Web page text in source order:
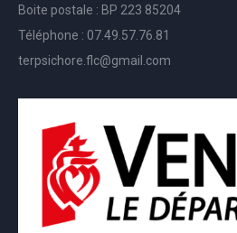
Boite postale : BP 223 85204
Téléphone : 07.49.57.76.81
terpsichore.flc@gmail.com